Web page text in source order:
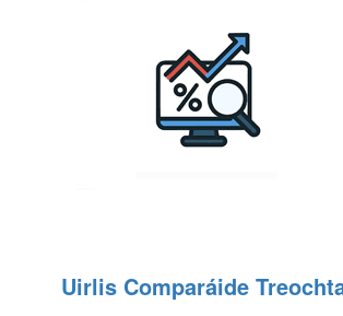
Uirlis Comparáide